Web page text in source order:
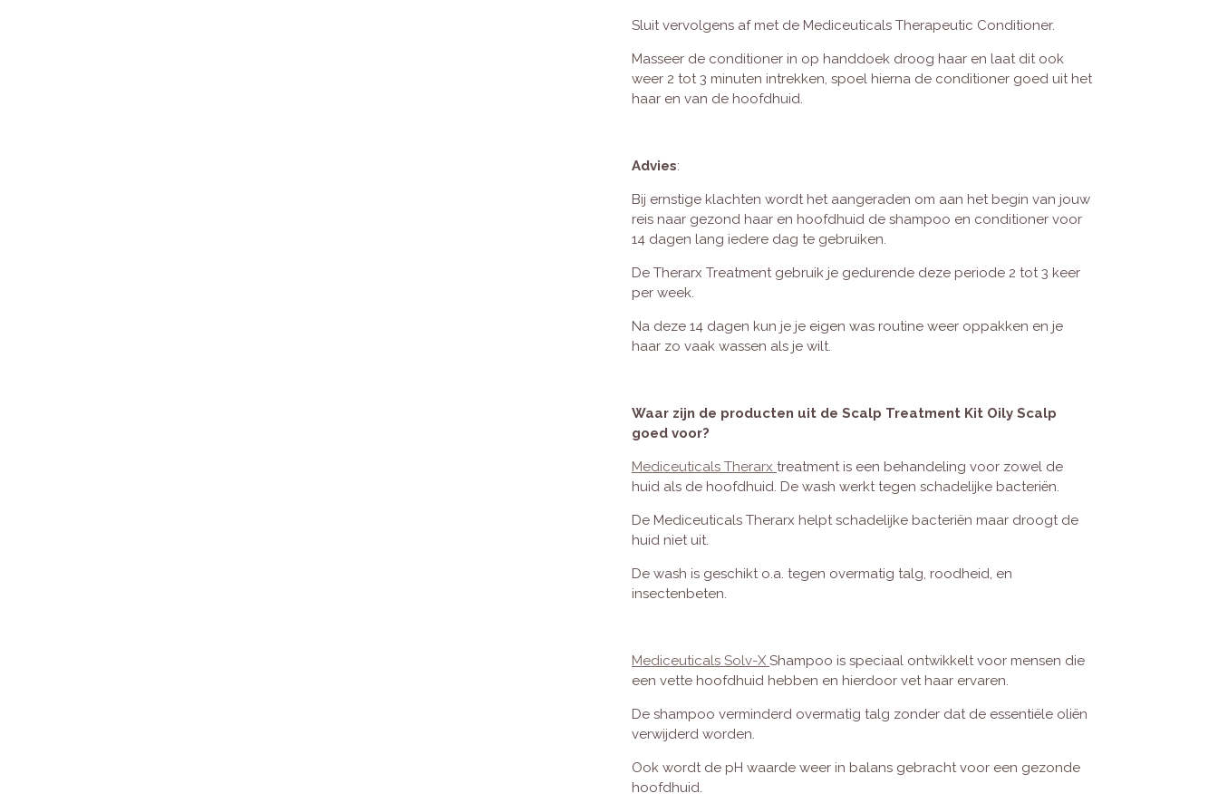
Sluit vervolgens af met de Mediceuticals Therapeutic Conditioner.
Masseer de conditioner in op handdoek droog haar en laat dit ook
weer 2 tot 3 minuten intrekken, spoel hierna de conditioner goed uit het
haar en van de hoofdhuid.
Advies:
Bij ernstige klachten wordt het aangeraden om aan het begin van jouw
reis naar gezond haar en hoofdhuid de shampoo en conditioner voor
14 dagen lang iedere dag te gebruiken.
De Therarx Treatment gebruik je gedurende deze periode 2 tot 3 keer
per week.
Na deze 14 dagen kun je je eigen was routine weer oppakken en je
haar zo vaak wassen als je wilt.
Waar zijn de producten uit de Scalp Treatment Kit Oily Scalp
goed voor?
Mediceuticals Therarx treatment is een behandeling voor zowel de
huid als de hoofdhuid. De wash werkt tegen schadelijke bacteriën.
De Mediceuticals Therarx helpt schadelijke bacteriën maar droogt de
huid niet uit.
De wash is geschikt o.a. tegen overmatig talg, roodheid, en
insectenbeten.
Mediceuticals Solv-X Shampoo is speciaal ontwikkelt voor mensen die
een vette hoofdhuid hebben en hierdoor vet haar ervaren.
De shampoo verminderd overmatig talg zonder dat de essentiële oliën
verwijderd worden.
Ook wordt de pH waarde weer in balans gebracht voor een gezonde
hoofdhuid.